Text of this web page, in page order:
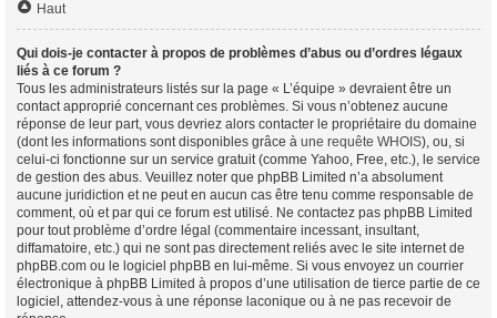
Haut
Qui dois-je contacter à propos de problèmes d’abus ou d’ordres légaux
liés à ce forum ?
Tous les administrateurs listés sur la page « L’équipe » devraient être un
contact approprié concernant ces problèmes. Si vous n’obtenez aucune
réponse de leur part, vous devriez alors contacter le propriétaire du domaine
(dont les informations sont disponibles grâce à une requête WHOIS), ou, si
celui-ci fonctionne sur un service gratuit (comme Yahoo, Free, etc.), le service
de gestion des abus. Veuillez noter que phpBB Limited n’a absolument
aucune juridiction et ne peut en aucun cas être tenu comme responsable de
comment, où et par qui ce forum est utilisé. Ne contactez pas phpBB Limited
pour tout problème d’ordre légal (commentaire incessant, insultant,
diffamatoire, etc.) qui ne sont pas directement reliés avec le site internet de
phpBB.com ou le logiciel phpBB en lui-même. Si vous envoyez un courrier
électronique à phpBB Limited à propos d’une utilisation de tierce partie de ce
logiciel, attendez-vous à une réponse laconique ou à ne pas recevoir de